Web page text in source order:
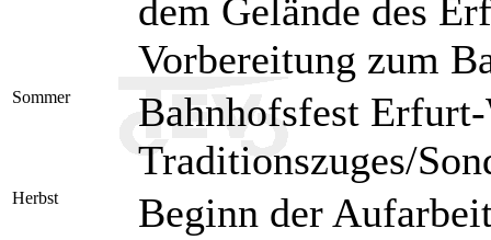
dem Gelände des
Vorbereitung zum
Sommer
Bahnhofsfest
Traditionszuges/
Herbst Beginn der